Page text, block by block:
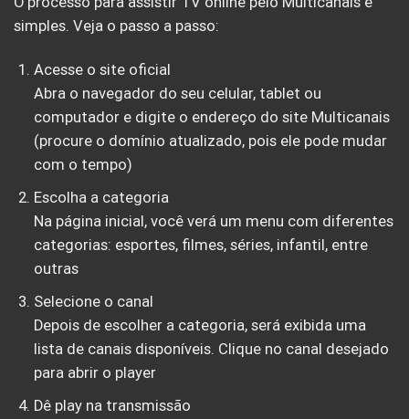
simples. Veja o passo a passo:
Acesse o site oficial
Abra o navegador do seu celular, tablet ou
computador e digite o endereço do site Multicanais
(procure o domínio atualizado, pois ele pode mudar
com o tempo)
Escolha a categoria
Na página inicial, você verá um menu com diferentes
categorias: esportes, filmes, séries, infantil, entre
outras
Selecione o canal
Depois de escolher a categoria, será exibida uma
lista de canais disponíveis. Clique no canal desejado
para abrir o player
Dê play na transmissão